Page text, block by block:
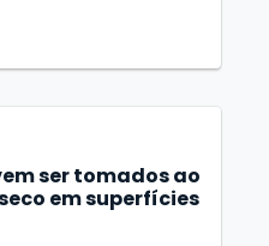
ser tomados ao
em superfícies